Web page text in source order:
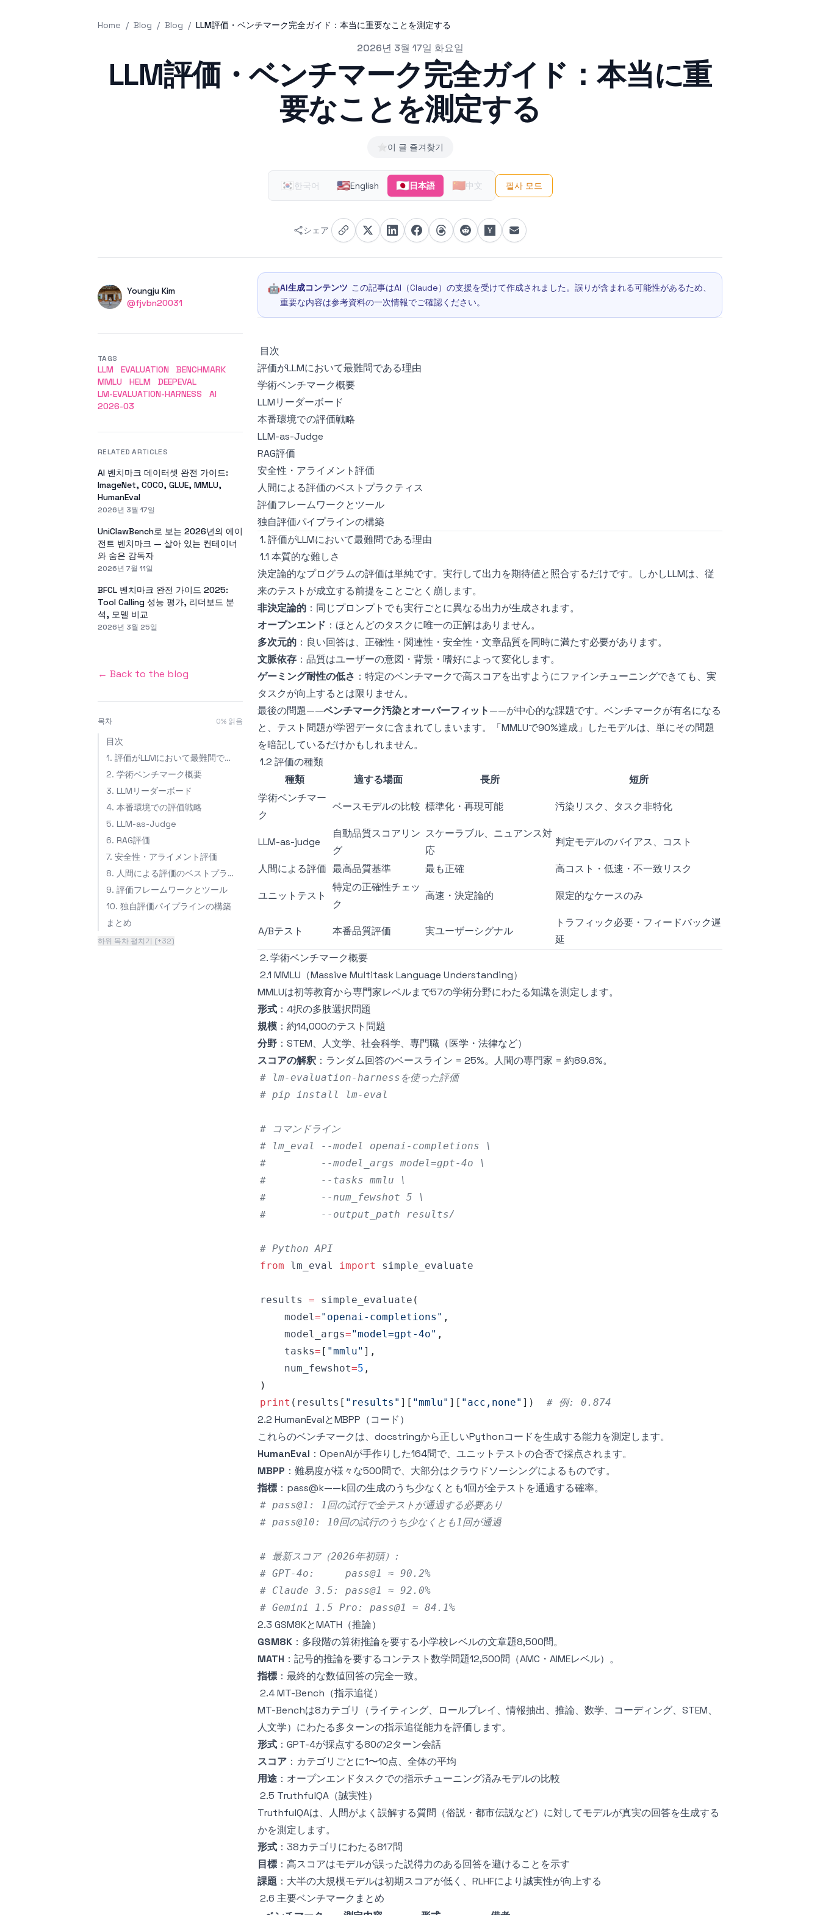
Home / Blog / Blog / LLM評価・ベンチマーク完全ガイド：本当に重要なことを測定する
2026년 3월 17일 화요일
LLM評価・ベンチマーク完全ガイド：本当に重
要なことを測定する
⭐이 글 즐겨찾기
🇰🇷 한국어 🇺🇸English 🇯🇵日本語 🇨🇳中文 필사 모드
シェア
AuthorsName
Youngju Kim
Twitter
@fjvbn20031
🤖AI生成コンテンツ この記事はAI（Claude）の支援を受けて作成されました。誤りが含まれる可能性があるため、
重要な内容は参考資料の一次情報でご確認ください。
目次
評価がLLMにおいて最難問である理由
学術ベンチマーク概要
LLMリーダーボード
本番環境での評価戦略
LLM-as-Judge
RAG評価
安全性・アライメント評価
人間による評価のベストプラクティス
評価フレームワークとツール
独自評価パイプラインの構築
1. 評価がLLMにおいて最難問である理由
1.1 本質的な難しさ
決定論的なプログラムの評価は単純です。実行して出力を期待値と照合するだけです。しかしLLMは、従
来のテストが成立する前提をことごとく崩します。
非決定論的 ：同じプロンプトでも実行ごとに異なる出力が生成されます。
オープンエンド ：ほとんどのタスクに唯一の正解はありません。
多次元的 ：良い回答は、正確性・関連性・安全性・文章品質を同時に満たす必要があります。
文脈依存 ：品質はユーザーの意図・背景・嗜好によって変化します。
ゲーミング耐性の低さ ：特定のベンチマークで高スコアを出すようにファインチューニングできても、実
タスクが向上するとは限りません。
最後の問題——ベンチマーク汚染とオーバーフィット——が中心的な課題です。ベンチマークが有名になる
と、テスト問題が学習データに含まれてしまいます。「MMLUで90%達成」したモデルは、単にその問題
を暗記しているだけかもしれません。
1.2 評価の種類
種類
適する場面 長所
短所
学術ベンチマー
ク
ベースモデルの比較 標準化・再現可能 汚染リスク、タスク非特化
LLM-as-judge
自動品質スコアリン
グ
スケーラブル、ニュアンス対
応
判定モデルのバイアス、コスト
人間による評価 最高品質基準 最も正確 高コスト・低速・不一致リスク
ユニットテスト
特定の正確性チェッ
ク
高速・決定論的 限定的なケースのみ
A/Bテスト 本番品質評価 実ユーザーシグナル
トラフィック必要・フィードバック遅
延
2. 学術ベンチマーク概要
2.1 MMLU（Massive Multitask Language Understanding）
MMLUは初等教育から専門家レベルまで57の学術分野にわたる知識を測定します。
形式 ：4択の多肢選択問題
規模 ：約14,000のテスト問題
分野 ：STEM、人文学、社会科学、専門職（医学・法律など）
スコアの解釈 ：ランダム回答のベースライン = 25%。人間の専門家 = 約89.8%。
# lm-evaluation-harnessを使った評価
# pip install lm-eval
# コマンドライン
# lm_eval --model openai-completions \
#         --model_args model=gpt-4o \
#         --tasks mmlu \
#         --num_fewshot 5 \
#         --output_path results/
# Python API
from lm_eval import
results = simple_evaluate (
    model
="openai-completions" ,
    model_args
="model=gpt-4o" ,
    tasks
= [ "mmlu" ] ,
    num_fewshot
=5 ,
)
print ( results [ "results" ] [ "mmlu" ] [ "acc,none" ] ) # 例: 0.874
2.2 HumanEvalとMBPP（コード）
これらのベンチマークは、docstringから正しいPythonコードを生成する能力を測定します。
HumanEval ：OpenAIが手作りした164問で、ユニットテストの合否で採点されます。
MBPP ：難易度が様々な500問で、大部分はクラウドソーシングによるものです。
指標 ：pass@k——k回の生成のうち少なくとも1回が全テストを通過する確率。
# pass@1: 1回の試行で全テストが通過する必要あり
# pass@10: 10回の試行のうち少なくとも1回が通過
# 最新スコア（2026年初頭）:
# GPT-4o:     pass@1 ≈ 90.2%
# Claude 3.5: pass@1 ≈ 92.0%
# Gemini 1.5 Pro: pass@1 ≈ 84.1%
2.3 GSM8KとMATH（推論）
GSM8K ：多段階の算術推論を要する小学校レベルの文章題8,500問。
MATH ：記号的推論を要するコンテスト数学問題12,500問（AMC・AIMEレベル）。
指標 ：最終的な数値回答の完全一致。
2.4 MT-Bench（指示追従）
MT-Benchは8カテゴリ（ライティング、ロールプレイ、情報抽出、推論、数学、コーディング、STEM、
人文学）にわたる多ターンの指示追従能力を評価します。
形式 ：GPT-4が採点する80の2ターン会話
スコア ：カテゴリごとに1〜10点、全体の平均
用途 ：オープンエンドタスクでの指示チューニング済みモデルの比較
2.5 TruthfulQA（誠実性）
TruthfulQAは、人間がよく誤解する質問（俗説・都市伝説など）に対してモデルが真実の回答を生成する
かを測定します。
形式 ：38カテゴリにわたる817問
目標 ：高スコアはモデルが誤った説得力のある回答を避けることを示す
課題 ：大半の大規模モデルは初期スコアが低く、RLHFにより誠実性が向上する
2.6 主要ベンチマークまとめ
TAGS
LLM EVALUATION
BENCHMARK
MMLU
HELM
DEEPEVAL
LM-EVALUATION-HARNESS
AI
2026-03
RELATED ARTICLES
AI 벤치마크 데이터셋 완전 가이드:
ImageNet, COCO, GLUE, MMLU,
HumanEval
2026년 3월 17일
UniClawBench로 보는 2026년의 에이
전트 벤치마크 — 살아 있는 컨테이너
와 숨은 감독자
2026년 7월 11일
BFCL 벤치마크 완전 가이드 2025:
Tool Calling 성능 평가, 리더보드 분
석, 모델 비교
2026년 3월 25일
← Back to the blog
목차 0% 읽음
目次
1. 評価がLLMにおいて最難問である理由
2. 学術ベンチマーク概要
3. LLMリーダーボード
4. 本番環境での評価戦略
5. LLM-as-Judge
6. RAG評価
7. 安全性・アライメント評価
8. 人間による評価のベストプラクティス
9. 評価フレームワークとツール
10. 独自評価パイプラインの構築
まとめ
하위 목차 펼치기 (+32)